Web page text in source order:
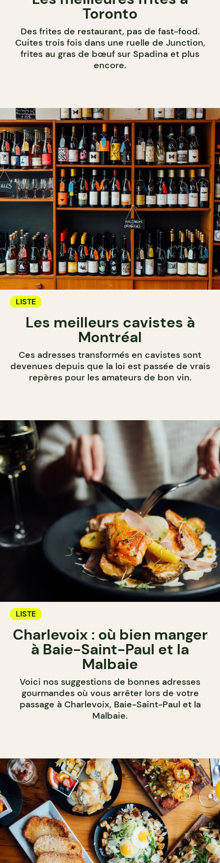
Toronto
Des frites de restaurant, pas de fast-food.
Cuites trois fois dans une ruelle de Junction,
frites au gras de bœuf sur Spadina et plus
encore.
LISTE
Les meilleurs cavistes à
Montréal
Ces adresses transformés en cavistes sont
devenues depuis que la loi est passée de vrais
repères pour les amateurs de bon vin.
LISTE
Charlevoix : où bien manger
à Baie-Saint-Paul et la
Malbaie
Voici nos suggestions de bonnes adresses
gourmandes où vous arrêter lors de votre
passage à Charlevoix, Baie-Saint-Paul et la
Malbaie.